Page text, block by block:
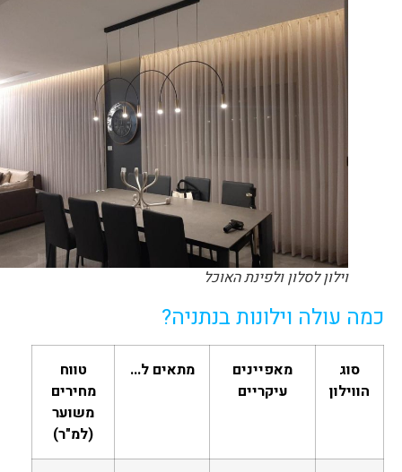
וילון לסלון ולפינת האוכל
כמה עולה וילונות בנתניה?
סוג
הווילון
מאפיינים
עיקריים
מתאים ל…
טווח
מחירים
משוער
(למ"ר)